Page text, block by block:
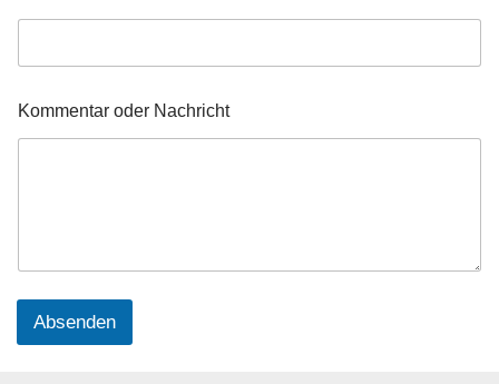
Kommentar oder Nachricht
Absenden